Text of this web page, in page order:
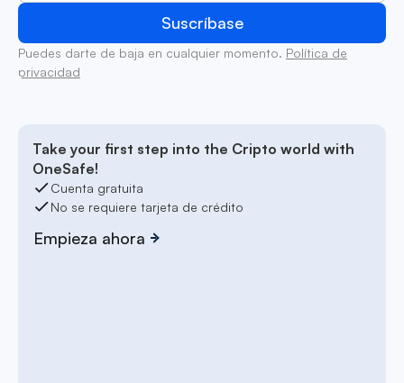
Puedes darte de baja en cualquier momento. Política de
privacidad
Take your first step into the Cripto world with
OneSafe!
Cuenta gratuita
No se requiere tarjeta de crédito
Empieza ahora